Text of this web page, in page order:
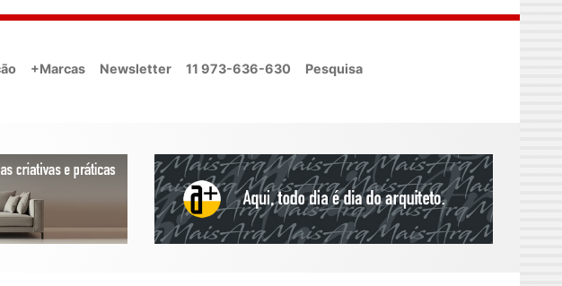
+Marcas Newsletter 11 973-636-630 Pesquisa